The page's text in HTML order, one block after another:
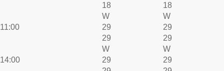
18
18
11:00
W
29
29
W
29
29
14:00
W
29
W
29